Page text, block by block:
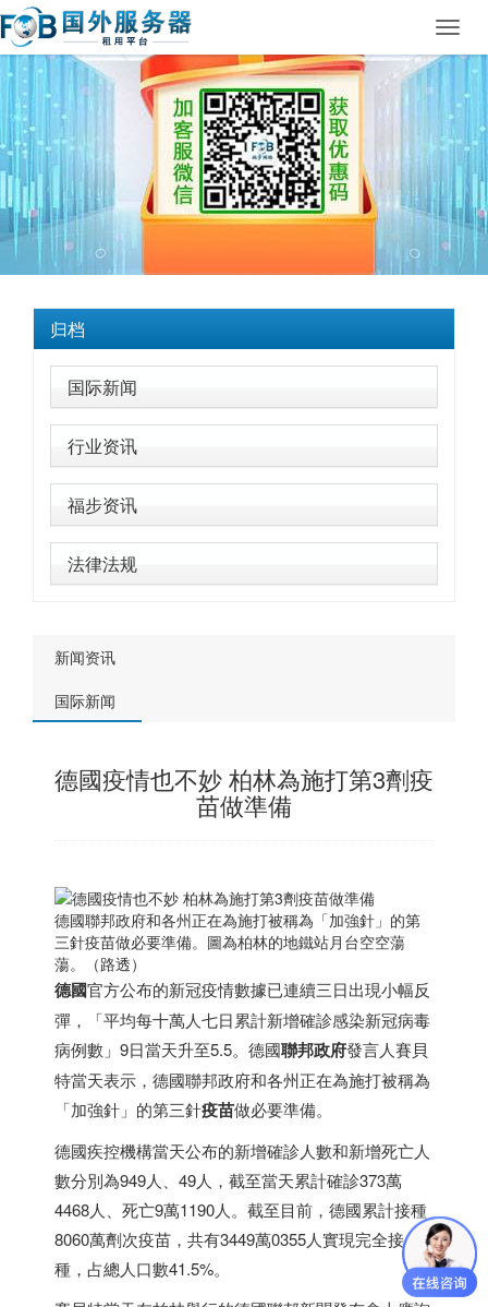
归档
国际新闻
行业资讯
福步资讯
法律法规
新闻资讯
国际新闻
德國疫情也不妙 柏林為施打第3劑疫
苗做準備
德國聯邦政府和各州正在為施打被稱為「加強針」的第
三針疫苗做必要準備。圖為柏林的地鐵站月台空空蕩
蕩。（路透）
德國官方公布的新冠疫情數據已連續三日出現小幅反
彈，「平均每十萬人七日累計新增確診感染新冠病毒
病例數」9日當天升至5.5。德國聯邦政府發言人賽貝
特當天表示，德國聯邦政府和各州正在為施打被稱為
「加強針」的第三針疫苗做必要準備。
德國疾控機構當天公布的新增確診人數和新增死亡人
數分別為949人、49人，截至當天累計確診373萬
4468人、死亡9萬1190人。截至目前，德國累計接種
8060萬劑次疫苗，共有3449萬0355人實現完全接
種，占總人口數41.5%。